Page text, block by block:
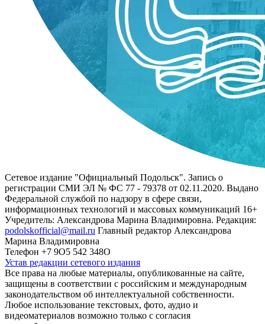
Сетевое издание "Официальный Подольск". Запись о
регистрации СМИ ЭЛ № ФС 77 - 79378 от 02.11.2020. Выдано
Федеральной службой по надзору в сфере связи,
информационных технологий и массовых коммуникаций 16+
Учредитель: Александрова Марина Владимировна. Редакция:
podolskofficial@mail.ru Главный редактор Александрова
Марина Владимировна
Телефон +7 9О5 542 348О
Устав редакции сетевого издания
Все права на любые материалы, опубликованные на сайте,
защищены в соответствии с российским и международным
законодательством об интеллектуальной собственности.
Любое использование текстовых, фото, аудио и
видеоматериалов возможно только с согласия